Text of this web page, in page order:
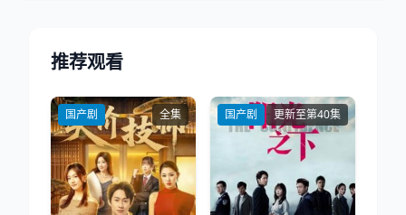
推荐观看
国产剧 全集 国产剧 更新至第40集